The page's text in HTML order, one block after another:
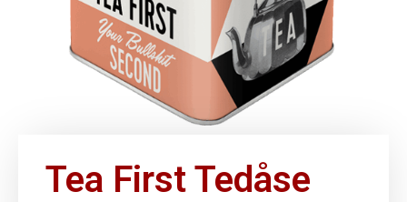
Tea First Tedåse